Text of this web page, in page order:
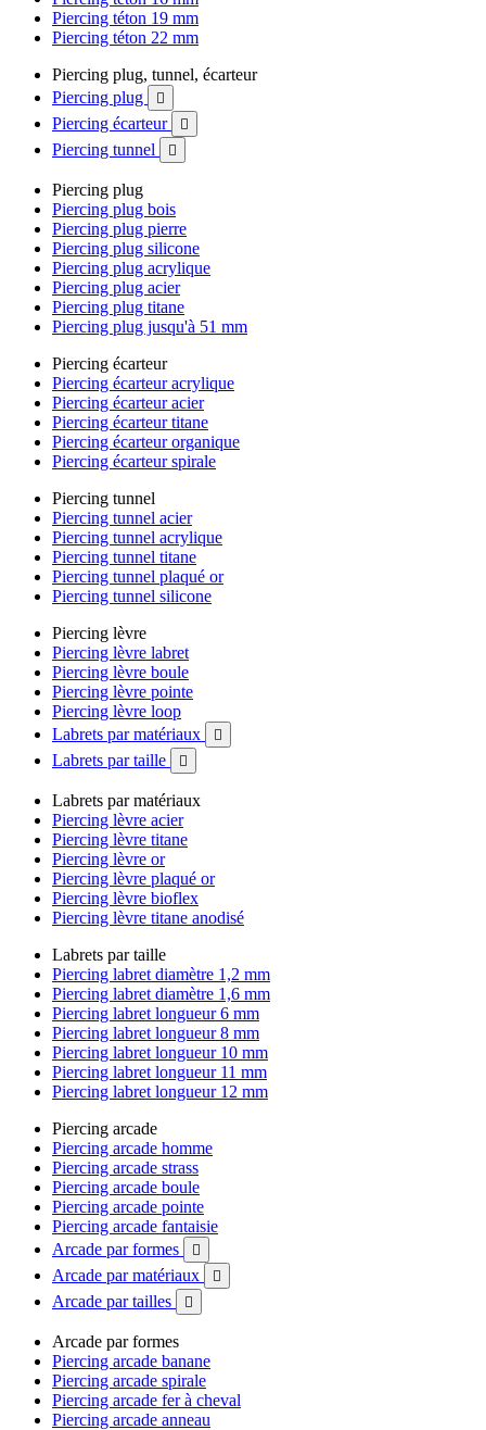
Piercing téton 19 mm
Piercing téton 22 mm
Piercing plug, tunnel, écarteur
Piercing plug

Piercing écarteur 
Piercing tunnel 
Piercing plug
Piercing plug bois
Piercing plug pierre
Piercing plug silicone
Piercing plug acrylique
Piercing plug acier
Piercing plug titane
Piercing plug jusqu'à 51 mm
Piercing écarteur
Piercing écarteur acrylique
Piercing écarteur acier
Piercing écarteur titane
Piercing écarteur organique
Piercing écarteur spirale
Piercing tunnel
Piercing tunnel acier
Piercing tunnel acrylique
Piercing tunnel titane
Piercing tunnel plaqué or
Piercing tunnel silicone
Piercing lèvre
Piercing lèvre labret
Piercing lèvre boule
Piercing lèvre pointe
Piercing lèvre loop
Labrets par matériaux

Labrets par taille 
Labrets par matériaux
Piercing lèvre acier
Piercing lèvre titane
Piercing lèvre or
Piercing lèvre plaqué or
Piercing lèvre bioflex
Piercing lèvre titane anodisé
Labrets par taille
Piercing labret diamètre 1,2 mm
Piercing labret diamètre 1,6 mm
Piercing labret longueur 6 mm
Piercing labret longueur 8 mm
Piercing labret longueur 10 mm
Piercing labret longueur 11 mm
Piercing labret longueur 12 mm
Piercing arcade
Piercing arcade homme
Piercing arcade strass
Piercing arcade boule
Piercing arcade pointe
Piercing arcade fantaisie
Arcade par formes

Arcade par matériaux 
Arcade par tailles 
Arcade par formes
Piercing arcade banane
Piercing arcade spirale
Piercing arcade fer à cheval
Piercing arcade anneau